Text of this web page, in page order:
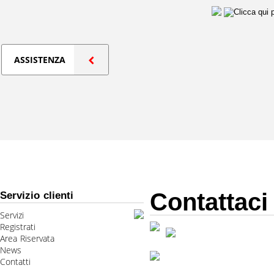
ASSISTENZA
Servizio clienti
Servizi
Registrati
Area Riservata
News
Contatti
Contattaci